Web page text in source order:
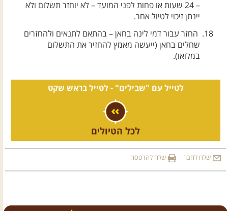
– 24 שעות או פחות לפני המועד – לא יוחזר תשלום ולא
יינתן זיכוי לטיול אחר.
החזר עבור דמי לינה בחאן – בהתאם לתנאים ולהחזרים
שחלים בחאן (ייעשה מאמץ להחזיר את התשלום
במלואו).
לטייל עם "שבילים" -לטייל בראש שקט
לכל הטיולים
שלח לחבר שלח להדפסה